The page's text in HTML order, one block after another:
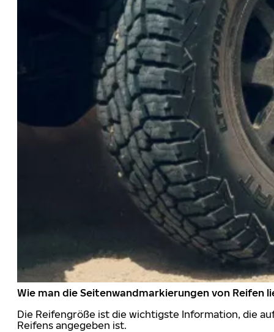
Wie man die Seitenwandmarkierungen von Reifen
Die Reifengröße ist die wichtigste Information, die
Reifens angegeben ist.